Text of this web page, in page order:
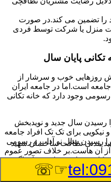
را تضمین می کند.در صورت
منزل یا شرکت توسط فردی
تکانی پایان سال
روزهایی خوب و سرشار از
است.اما در جامعه ایران
وجود دارد که خانه تکانی
رسیدن سال جدید و نویدبخش
برای تک تک افراد جامعه
رسیدن سال نو آداب و رسومی
از آن هاست.بر خلاف تصور عموم
کلی منزل به نظر می آید اگر
باید به برخی از نکات توجه
مدنی نظافت ساختمان شهید
☞☏